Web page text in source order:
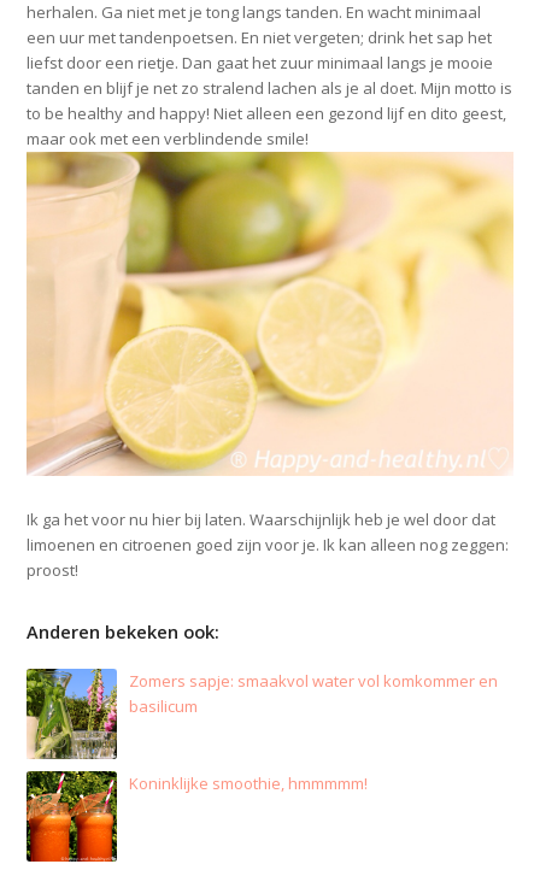
herhalen. Ga niet met je tong langs tanden. En wacht minimaal
een uur met tandenpoetsen. En niet vergeten; drink het sap het
liefst door een rietje. Dan gaat het zuur minimaal langs je mooie
tanden en blijf je net zo stralend lachen als je al doet. Mijn motto is
to be healthy and happy! Niet alleen een gezond lijf en dito geest,
maar ook met een verblindende smile!
Ik ga het voor nu hier bij laten. Waarschijnlijk heb je wel door dat
limoenen en citroenen goed zijn voor je. Ik kan alleen nog zeggen:
proost!
Anderen bekeken ook:
Zomers sapje: smaakvol water vol komkommer en
basilicum
Koninklijke smoothie, hmmmmm!